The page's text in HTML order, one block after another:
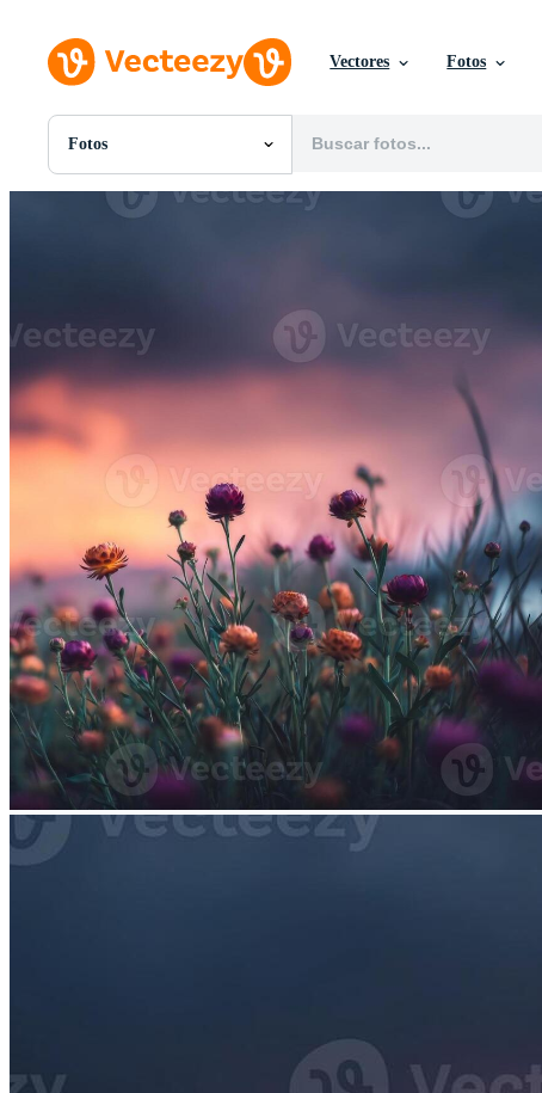
Vectores Fotos
Fotos
Todas Imágenes
Fotos
Videos
Gráficos en Movimiento
Imágenes Editoriales
Eventos Editoriales